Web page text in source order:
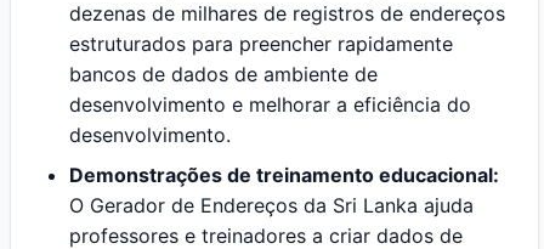
dezenas de milhares de registros de endereços
estruturados para preencher rapidamente
bancos de dados de ambiente de
desenvolvimento e melhorar a eficiência do
desenvolvimento.
Demonstrações de treinamento educacional:
O Gerador de Endereços da Sri Lanka ajuda
professores e treinadores a criar dados de